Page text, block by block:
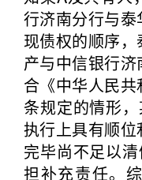
行济南分行与
现债权的顺序
产与中信银行
合《中华人民
条规定的情形
执行上具有顺
完毕尚不足以
担补充责任。